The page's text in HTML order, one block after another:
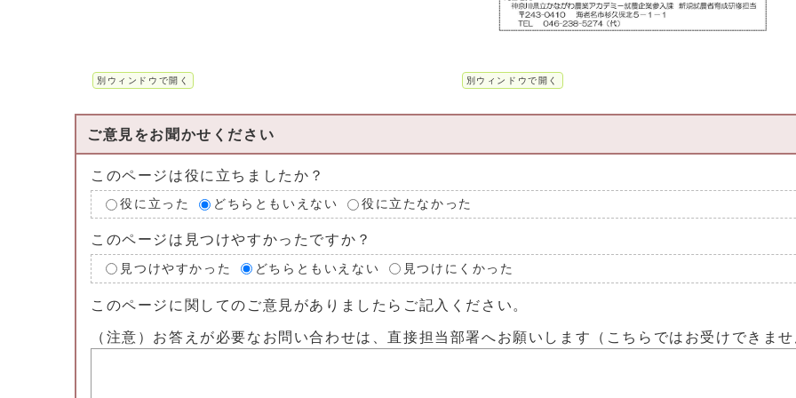
別ウィンドウで開く 別ウィンドウで開く
ご意見をお聞かせください
このページは役に立ちましたか？
役に立った どちらともいえない 役に立たなかった
このページは見つけやすかったですか？
見つけやすかった どちらともいえない 見つけにくかった
このページに関してのご意見がありましたらご記入ください。
（注意）お答えが必要なお問い合わせは、直接担当部署へお願いします（こちらではお受けできま